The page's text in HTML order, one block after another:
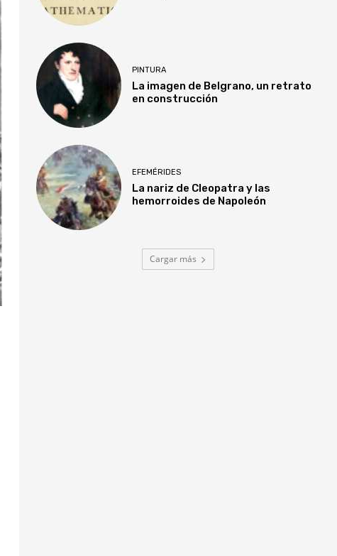
PINTURA
La imagen de Belgrano, un retrato
en construcción
EFEMÉRIDES
La nariz de Cleopatra y las
hemorroides de Napoleón
Cargar más